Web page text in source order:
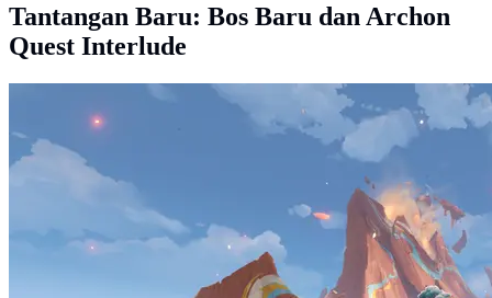
Tantangan Baru: Bos Baru dan Archon
Quest Interlude